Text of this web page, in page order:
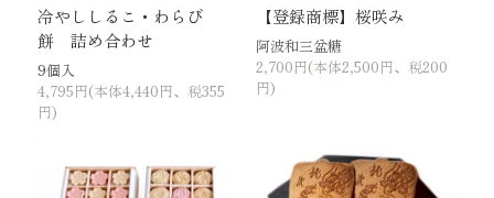
冷やししるこ・わらび
餅 詰め合わせ
9個入
4,795円(本体4,440円、税355
円)
【登録商標】桜咲み
阿波和三盆糖
2,700円(本体2,500円、税200
円)